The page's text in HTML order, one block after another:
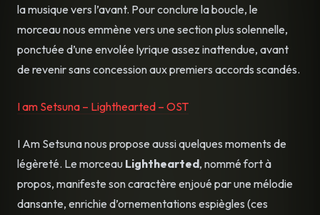
la musique vers l’avant. Pour conclure la boucle, le
morceau nous emmène vers une section plus solennelle,
ponctuée d’une envolée lyrique assez inattendue, avant
de revenir sans concession aux premiers accords scandés.
I am Setsuna – Lighthearted – OST
I Am Setsuna nous propose aussi quelques moments de
légèreté. Le morceau Lighthearted, nommé fort à
propos, manifeste son caractère enjoué par une mélodie
dansante, enrichie d’ornementations espiègles (ces